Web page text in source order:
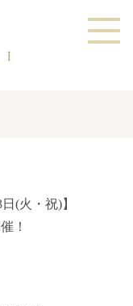
(火・祝)】
！